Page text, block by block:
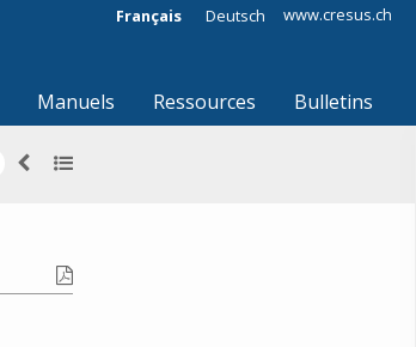
Français Deutsch www.cresus.ch
Manuels Ressources Bulletins